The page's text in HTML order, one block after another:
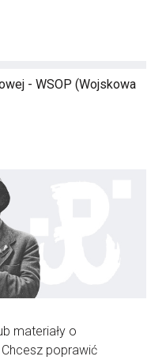
- WSOP (Wojskowa
materiały o
poprawić